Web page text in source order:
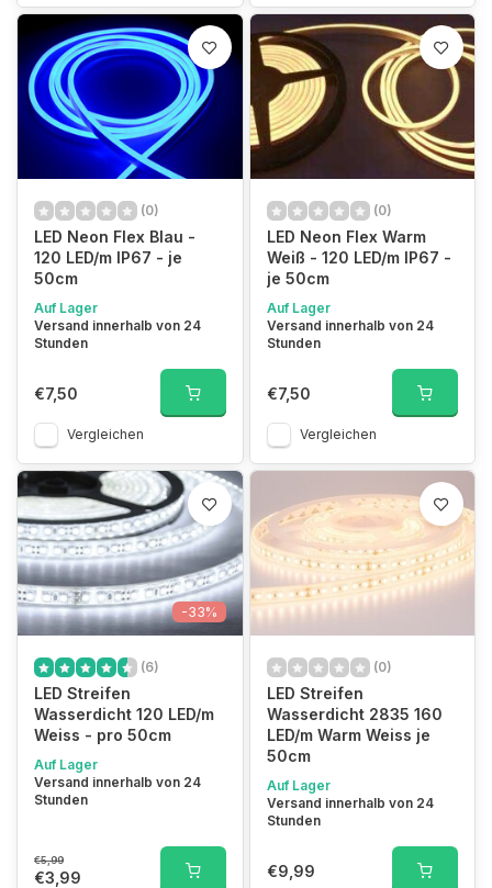
(0)
LED Neon Flex Blau -
120 LED/m IP67 - je
50cm
Auf Lager
Versand innerhalb von 24
Stunden
€7,50
Vergleichen
(0)
LED Neon Flex Warm
Weiß - 120 LED/m IP67 -
je 50cm
Auf Lager
Versand innerhalb von 24
Stunden
€7,50
Vergleichen
-33%
(6)
LED Streifen
Wasserdicht 120 LED/m
Weiss - pro 50cm
Auf Lager
Versand innerhalb von 24
Stunden
€5,99
€3,99
(0)
LED Streifen
Wasserdicht 2835 160
LED/m Warm Weiss je
50cm
Auf Lager
Versand innerhalb von 24
Stunden
€9,99